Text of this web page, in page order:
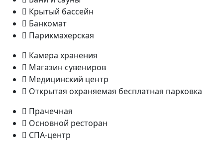
Крытый бассейн
Банкомат
Парикмахерская
Камера хранения
Магазин сувениров
Медицинский центр
Открытая охраняемая бесплатная парковка
Прачечная
Основной ресторан
СПА-центр